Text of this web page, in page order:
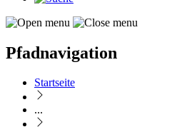
Pfadnavigation
Startseite
...